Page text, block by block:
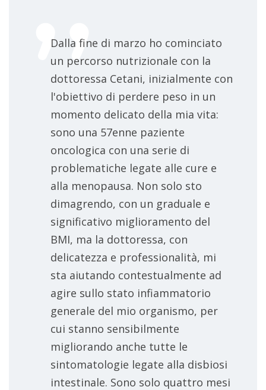
Dalla fine di marzo ho cominciato
un percorso nutrizionale con la
dottoressa Cetani, inizialmente con
l'obiettivo di perdere peso in un
momento delicato della mia vita:
sono una 57enne paziente
oncologica con una serie di
problematiche legate alle cure e
alla menopausa. Non solo sto
dimagrendo, con un graduale e
significativo miglioramento del
BMI, ma la dottoressa, con
delicatezza e professionalità, mi
sta aiutando contestualmente ad
agire sullo stato infiammatorio
generale del mio organismo, per
cui stanno sensibilmente
migliorando anche tutte le
sintomatologie legate alla disbiosi
intestinale. Sono solo quattro mesi